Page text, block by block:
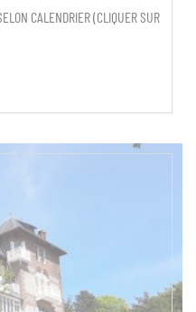
CALENDRIER (CLIQUER SUR